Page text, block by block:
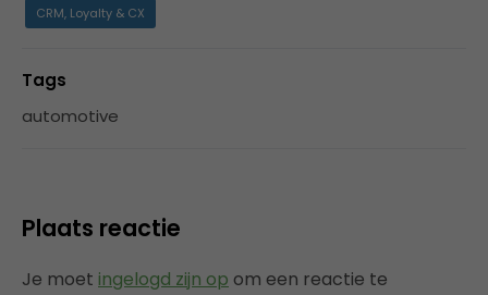
CRM, Loyalty & CX
Tags
automotive
Plaats reactie
Je moet ingelogd zijn op om een reactie te